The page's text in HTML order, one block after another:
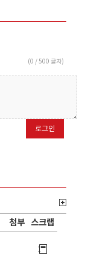
(0 / 500 글자)
로그인
첨부 스크랩